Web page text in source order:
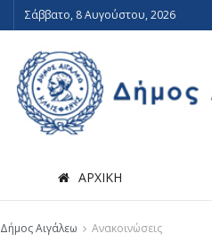
Σάββατο, 8 Αυγούστου, 2026
ΑΡΧΙΚΗ
Δήμος Αιγάλεω Ανακοινώσεις